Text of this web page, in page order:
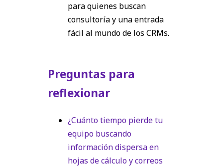
para quienes buscan
consultoría y una entrada
fácil al mundo de los CRMs.
Preguntas para
reflexionar
¿Cuánto tiempo pierde tu
equipo buscando
información dispersa en
hojas de cálculo y correos